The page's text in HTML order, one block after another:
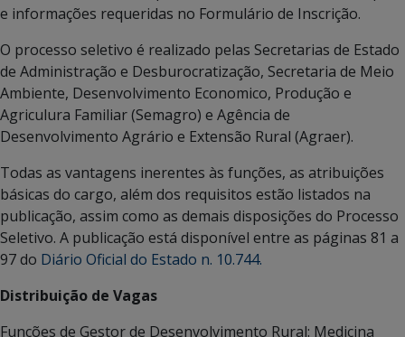
e informações requeridas no Formulário de Inscrição.
O processo seletivo é realizado pelas Secretarias de Estado
de Administração e Desburocratização, Secretaria de Meio
Ambiente, Desenvolvimento Economico, Produção e
Agriculura Familiar (Semagro) e Agência de
Desenvolvimento Agrário e Extensão Rural (Agraer).
Todas as vantagens inerentes às funções, as atribuições
básicas do cargo, além dos requisitos estão listados na
publicação, assim como as demais disposições do Processo
Seletivo. A publicação está disponível entre as páginas 81 a
97 do Diário Oficial do Estado n. 10.744.
Distribuição de Vagas
Funções de Gestor de Desenvolvimento Rural: Medicina